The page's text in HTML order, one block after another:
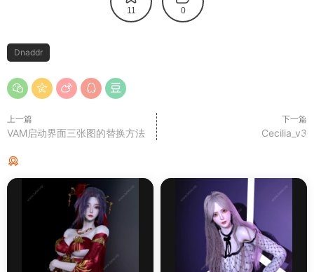
11 0
Dnaddr
上一篇
VAM启动界面三张图的替换方法
下一篇
Cecilia_v3